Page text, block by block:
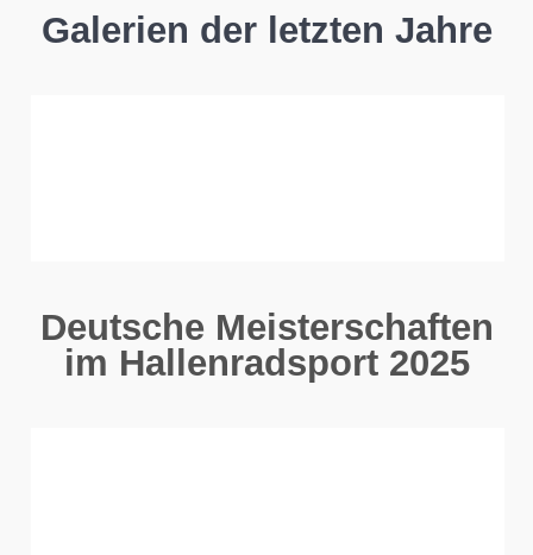
Galerien der letzten Jahre
Deutsche Meisterschaften
im Hallenradsport 2025